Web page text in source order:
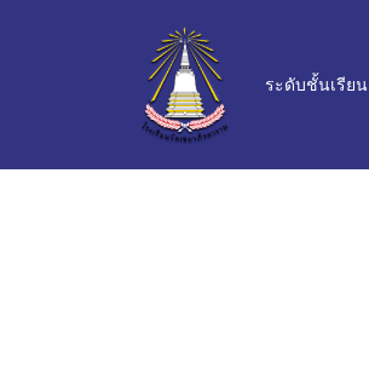
ระดับชั้นเรียน